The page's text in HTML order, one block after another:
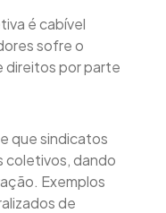
é cabível
sofre o
direitos por parte
que sindicatos
coletivos, dando
Exemplos
de